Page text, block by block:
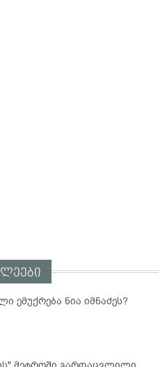
ემუქრება ნია იმნაძეს?